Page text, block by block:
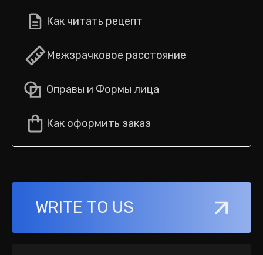
Как читать рецепт
Межзрачковое расстояние
Оправы и Формы лица
Как оформить заказ
WRITE TO US